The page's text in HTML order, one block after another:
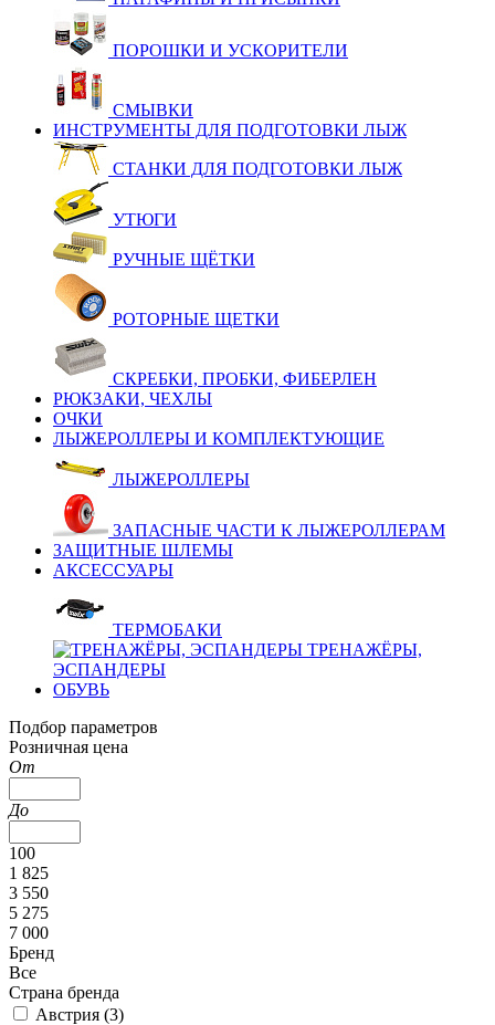
ПОРОШКИ И УСКОРИТЕЛИ
СМЫВКИ
ИНСТРУМЕНТЫ ДЛЯ ПОДГОТОВКИ ЛЫЖ
СТАНКИ ДЛЯ ПОДГОТОВКИ ЛЫЖ
УТЮГИ
РУЧНЫЕ ЩЁТКИ
РОТОРНЫЕ ЩЕТКИ
СКРЕБКИ, ПРОБКИ, ФИБЕРЛЕН
РЮКЗАКИ, ЧЕХЛЫ
ОЧКИ
ЛЫЖЕРОЛЛЕРЫ И КОМПЛЕКТУЮЩИЕ
ЛЫЖЕРОЛЛЕРЫ
ЗАПАСНЫЕ ЧАСТИ К ЛЫЖЕРОЛЛЕРАМ
ЗАЩИТНЫЕ ШЛЕМЫ
АКСЕССУАРЫ
ТЕРМОБАКИ
ТРЕНАЖЁРЫ,
ЭСПАНДЕРЫ
ОБУВЬ
Подбор параметров
Розничная цена
От
До
100
1 825
3 550
5 275
7 000
Бренд
Все
Страна бренда
Австрия (3)